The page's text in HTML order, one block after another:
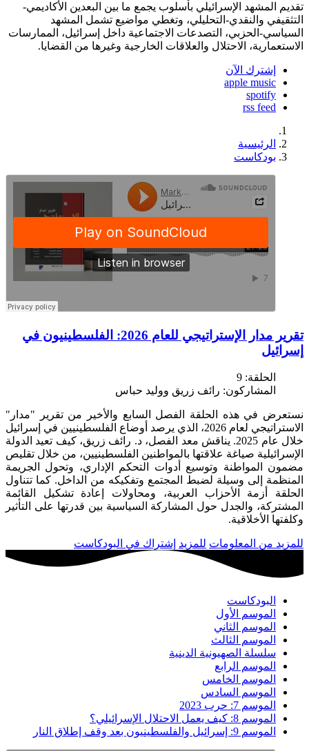
تقديم المشهد الإسرائيلي بأسلوب يجمع ما بين البعدين الأكاديمي-
التثقيفي والنقدي-التحليلي، وتغطي مواضيع تشمل المشهد
السياسي-الحزبي، التصدعات الاجتماعية داخل إسرائيل، الممارسات
الاستعمارية، الاحتلال والعلاقات الخارجية وغيرها من القضايا.
إشترك الآن
apple music
spotify
rss feed
الرئيسية
بودكاست
تقرير مدار الإستراتيجي للعام 2026: الفلسطينيون في
إسرائيل
الحلقة: 9
المشاركون: رائف زريق ووليد حباس
نستعرض في هذه الحلقة الفصل السابع والأخير من تقرير "مدار"
الاستراتيجي لعام 2026، الذي يرصد أوضاع الفلسطينيين في إسرائيل
خلال عام 2025. يناقش معد الفصل، د. رائف زريق، كيف تعيد الدولة
الإسرائيلية صياغة علاقتها بالمواطنين الفلسطينيين، من خلال تقليص
مضمون المواطنة وتوسيع أدوات التحكم الإداري، وتحول الجريمة
المنظمة إلى وسيلة لضبط المجتمع وتفكيكه من الداخل. كما تتناول
الحلقة أزمة الأحزاب العربية، ومحاولات إعادة تشكيل القائمة
المشتركة، والجدل حول المشاركة السياسية بين قدرتها على التأثير
وكلفتها الأخلاقية.
للمزيد من المعلومات للمزيد إشتراك في البودكاست
البودكاست
الموسم الأول
الموسم الثاني
الموسم الثالث
سلسلة الصهيونية الدينية
الموسم الرابع
الموسم الخامس
الموسم السادس
الموسم 7: حرب 2023
الموسم 8: كيف يعمل الاحتلال الإسرائيلي؟
الموسم 9: إسرائيل والفلسطينيون بعد وقف إطلاق النار